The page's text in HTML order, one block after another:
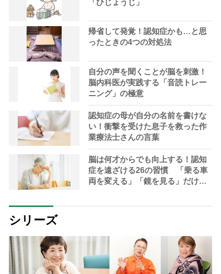
「ひじょうじ」
帰省して発覚！認知症かも…と思
ったときの4つの対処法
自分の声を聞くことが脳を刺激！
脳内科医が実践する「音読トレー
ニング」の極意
認知症の母が自分の名前を書けな
い！衝撃を受けた息子を救った作
業療法士さんの言葉
脳は何才からでも向上する！認知
症を遠ざける26の習慣 「乗る車
両を変える」「鏡を見る」だけで
シリーズ